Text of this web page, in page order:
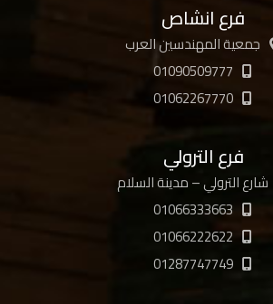
فرع انشاص
جمعية المهندسين العرب
01090509777
01062267770
فرع الترولي
شارع الترولي – مدينة السلام
01066333663
01066222622
01287747749